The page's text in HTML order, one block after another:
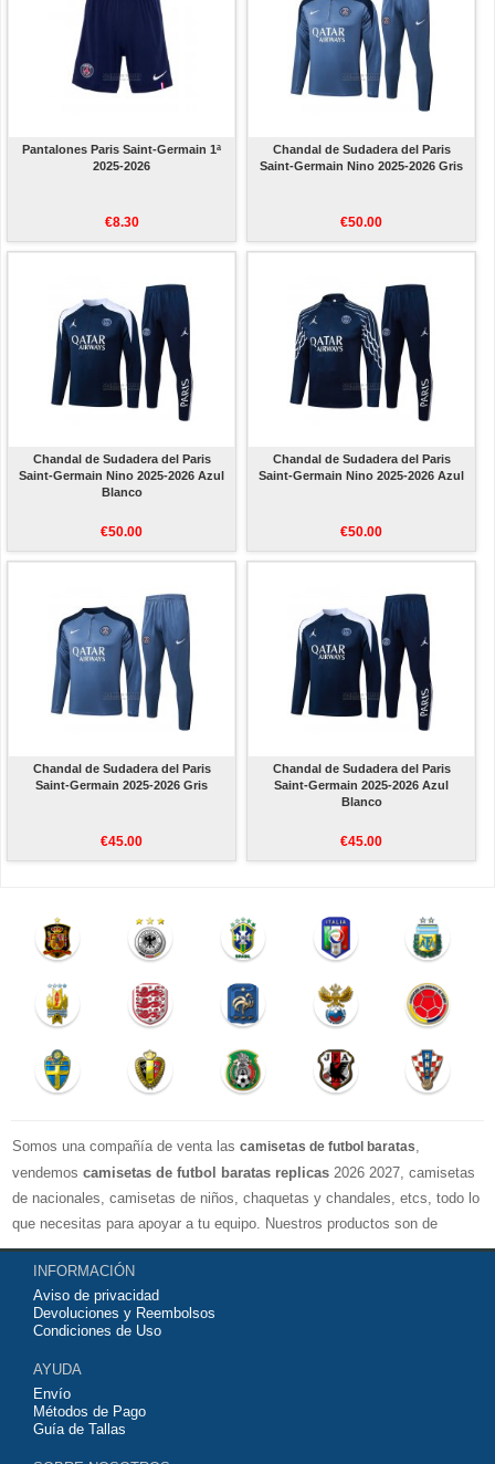
Pantalones Paris Saint-Germain 1ª
2025-2026
€8.30
Chandal de Sudadera del Paris
Saint-Germain Nino 2025-2026 Gris
€50.00
Chandal de Sudadera del Paris
Saint-Germain Nino 2025-2026 Azul
Blanco
€50.00
Chandal de Sudadera del Paris
Saint-Germain Nino 2025-2026 Azul
€50.00
Chandal de Sudadera del Paris
Saint-Germain 2025-2026 Gris
€45.00
Chandal de Sudadera del Paris
Saint-Germain 2025-2026 Azul
Blanco
€45.00
Somos una compañía de venta las camisetas de futbol baratas,
vendemos camisetas de futbol baratas replicas 2026 2027, camisetas
de nacionales, camisetas de niños, chaquetas y chandales, etcs, todo lo
que necesitas para apoyar a tu equipo. Nuestros productos son de
exelente calidad y buen precio. Espero que usted puede estar satisfecho,
Agradecemos sus comentarios y sugerencias.
INFORMACIÓN
Aviso de privacidad
Devoluciones y Reembolsos
Condiciones de Uso
AYUDA
Envío
Métodos de Pago
Guía de Tallas